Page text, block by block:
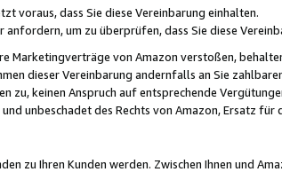
voraus, dass Sie diese Vereinbarung einhalten.
um zu überprüfen, dass Sie diese
Marketingverträge von Amazon verstoßen,
dieser Vereinbarung andernfalls an Sie
keinen Anspruch auf entsprechende
unbeschadet des Rechts von Amazon, Ersatz für
zu Ihren Kunden werden. Zwischen Ihnen und